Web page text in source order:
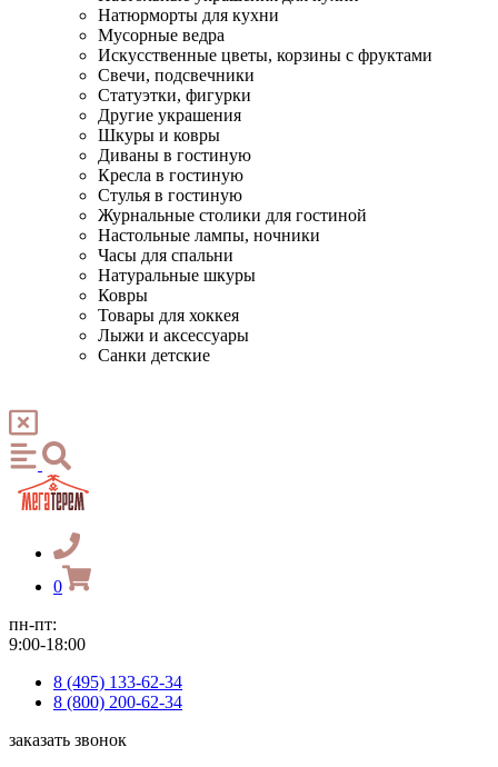
Натюрморты для кухни
Мусорные ведра
Искусственные цветы, корзины с фруктами
Свечи, подсвечники
Статуэтки, фигурки
Другие украшения
Шкуры и ковры
Диваны в гостиную
Кресла в гостиную
Стулья в гостиную
Журнальные столики для гостиной
Настольные лампы, ночники
Часы для спальни
Натуральные шкуры
Ковры
Товары для хоккея
Лыжи и аксессуары
Санки детские
0
пн-пт:
9:00-18:00
8 (495) 133-62-34
8 (800) 200-62-34
заказать звонок